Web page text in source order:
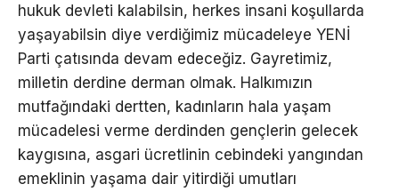
hukuk devleti kalabilsin, herkes insani koşullarda
yaşayabilsin diye verdiğimiz mücadeleye YENİ
Parti çatısında devam edeceğiz. Gayretimiz,
milletin derdine derman olmak. Halkımızın
mutfağındaki dertten, kadınların hala yaşam
mücadelesi verme derdinden gençlerin gelecek
kaygısına, asgari ücretlinin cebindeki yangından
emeklinin yaşama dair yitirdiği umutları